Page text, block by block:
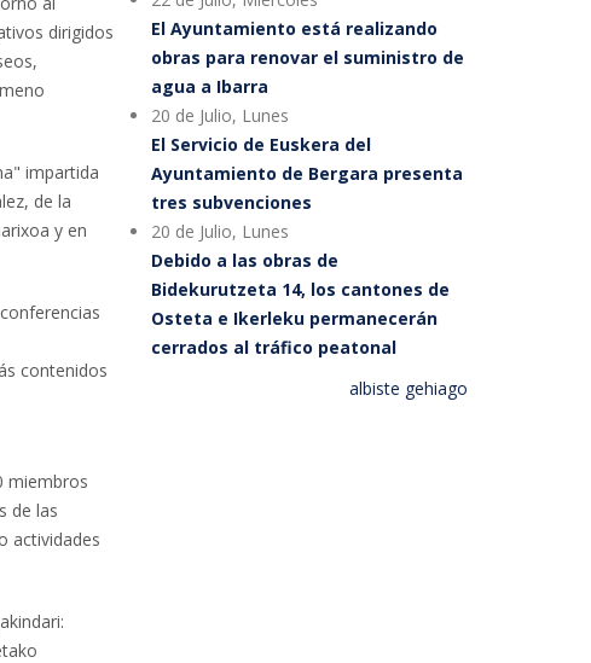
dirigidos
impartida
de la
y en
contenidos
miembros
de las
actividades
El Ayuntamiento está realizando
obras para renovar el suministro de
agua a Ibarra
20 de Julio, Lunes
El Servicio de Euskera del
Ayuntamiento de Bergara presenta
tres subvenciones
20 de Julio, Lunes
Debido a las obras de
Bidekurutzeta 14, los cantones de
Osteta e Ikerleku permanecerán
cerrados al tráfico peatonal
albiste gehiago